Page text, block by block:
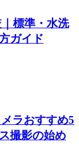
標準・水洗
ガイド
ラおすすめ5
撮影の始め